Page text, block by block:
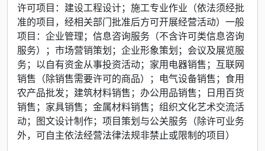
许可项目：建设工程设计；施工专业作业（依法须经批
准的项目，经相关部门批准后方可开展经营活动）一般
项目：企业管理；信息咨询服务（不含许可类信息咨询
服务）；市场营销策划；企业形象策划；会议及展览服
务；以自有资金从事投资活动；家用电器销售；互联网
销售（除销售需要许可的商品）；电气设备销售；食用
农产品批发；建筑材料销售；办公用品销售；日用百货
销售；家具销售；金属材料销售；组织文化艺术交流活
动；图文设计制作；项目策划与公关服务（除许可业务
外，可自主依法经营法律法规非禁止或限制的项目）